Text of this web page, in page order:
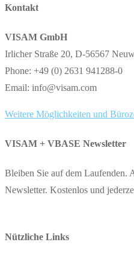
Kontakt
VISAM GmbH
Irlicher Straße 20, D-56567
Phone: +49 (0) 2631 941288-0
Email: info@visam.com
Weitere Möglichkeiten und
VISAM + VBASE Newsletter
Bleiben Sie auf dem Laufenden.
Newsletter. Kostenlos und
Nützliche Links